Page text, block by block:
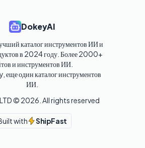
DokeyAI
каталог инструментов ИИ и
в 2024 году. Более 2000+
и инструментов ИИ.
один каталог инструментов
ИИ.
© 2026 . All rights reserved
with ShipFast